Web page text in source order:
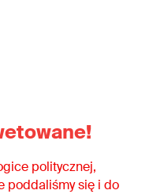
politycznej,
poddaliśmy się i do